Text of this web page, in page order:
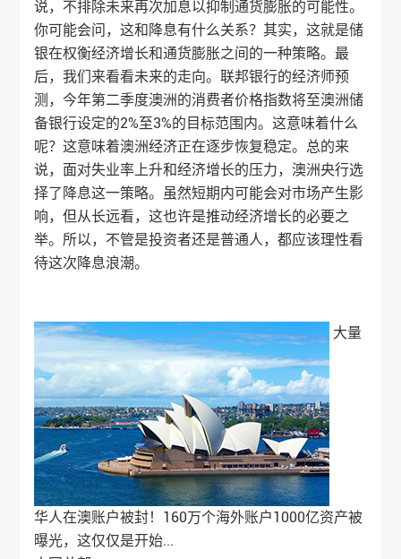
说，不排除未来再次加息以抑制通货膨胀的可能性。
你可能会问，这和降息有什么关系？其实，这就是储
银在权衡经济增长和通货膨胀之间的一种策略。最
后，我们来看看未来的走向。联邦银行的经济师预
测，今年第二季度澳洲的消费者价格指数将至澳洲储
备银行设定的2%至3%的目标范围内。这意味着什么
呢？这意味着澳洲经济正在逐步恢复稳定。总的来
说，面对失业率上升和经济增长的压力，澳洲央行选
择了降息这一策略。虽然短期内可能会对市场产生影
响，但从长远看，这也许是推动经济增长的必要之
举。所以，不管是投资者还是普通人，都应该理性看
待这次降息浪潮。
大量
华人在澳账户被封！160万个海外账户1000亿资产被
曝光，这仅仅是开始...